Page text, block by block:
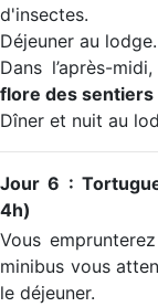
d'insectes.
Déjeuner au lodge.
Dans l’après-midi,
flore des sentiers
Dîner et nuit au
Jour 6 :
4h)
Vous
minibus vous
le déjeuner.